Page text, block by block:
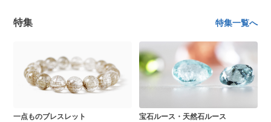
特集 特集一覧へ
一点ものブレスレット 宝石ルース・天然石ルース